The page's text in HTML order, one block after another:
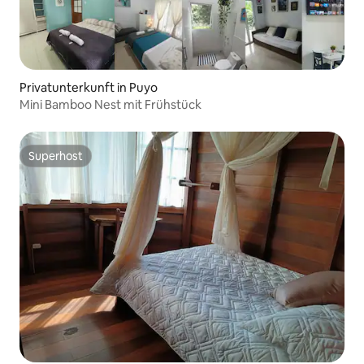
Privatunterkunft in Puyo
Mini Bamboo Nest mit Frühstück
Superhost
Superhost